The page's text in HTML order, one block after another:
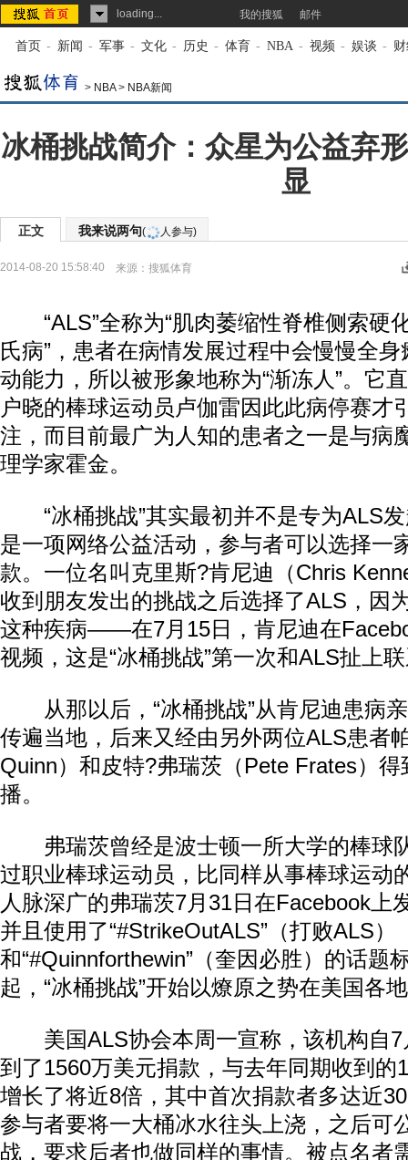
loading... 我的搜狐 邮件
首页 - 新闻 - 军事 - 文化 - 历史 - 体育 - NBA - 视频 - 娱谈 -
> NBA> NBA新闻
冰桶挑战简介：众星为公益弃
显
正文 我来说两句( 人参与)
2014-08-20 15:58:40 来源： 搜狐体育
“ALS”全称为“肌肉萎缩性脊椎侧索硬
氏病”，患者在病情发展过程中会慢慢全
动能力，所以被形象地称为“渐冻人”。它
户晓的棒球运动员卢伽雷因此此病停赛才
注，而目前最广为人知的患者之一是与病
理学家霍金。
“冰桶挑战”其实最初并不是专为ALS
是一项网络公益活动，参与者可以选择一
款。一位名叫克里斯?肯尼迪（Chris
收到朋友发出的挑战之后选择了ALS，因
这种疾病——在7月15日，肯尼迪在
视频，这是“冰桶挑战”第一次和ALS扯上
从那以后，“冰桶挑战”从肯尼迪患病
传遍当地，后来又经由另外两位ALS患者
Quinn）和皮特?弗瑞茨（Pete Frates）
播。
弗瑞茨曾经是波士顿一所大学的棒球
过职业棒球运动员，比同样从事棒球运动
人脉深广的弗瑞茨7月31日在Facebook上
并且使用了“#StrikeOutALS”（打败ALS）
和“#Quinnforthewin”（奎因必胜）的话题
起，“冰桶挑战”开始以燎原之势在美国各
美国ALS协会本周一宣称，该机构自7
到了1560万美元捐款，与去年同期收到的
增长了将近8倍，其中首次捐款者多达近
参与者要将一大桶冰水往头上浇，之后可
战，要求后者也做同样的事情。被点名者